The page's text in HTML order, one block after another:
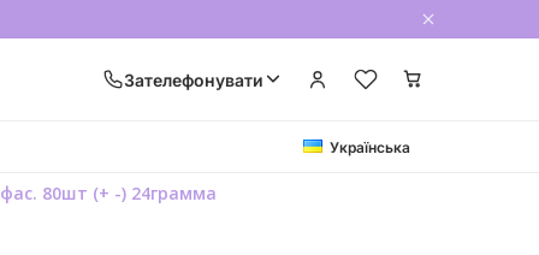
Зателефонувати
Українська
80шт (+ -) 24грамма